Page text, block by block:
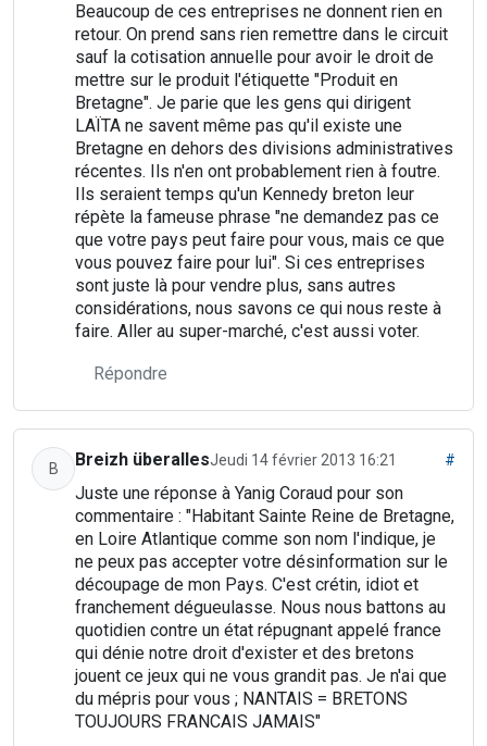
Beaucoup de ces entreprises ne donnent rien en
retour. On prend sans rien remettre dans le circuit
sauf la cotisation annuelle pour avoir le droit de
mettre sur le produit l'étiquette "Produit en
Bretagne". Je parie que les gens qui dirigent
LAÏTA ne savent même pas qu'il existe une
Bretagne en dehors des divisions administratives
récentes. Ils n'en ont probablement rien à foutre.
Ils seraient temps qu'un Kennedy breton leur
répète la fameuse phrase "ne demandez pas ce
que votre pays peut faire pour vous, mais ce que
vous pouvez faire pour lui". Si ces entreprises
sont juste là pour vendre plus, sans autres
considérations, nous savons ce qui nous reste à
faire. Aller au super-marché, c'est aussi voter.
Répondre
B Breizh überallesJeudi 14 février 2013 16:21 #
Juste une réponse à Yanig Coraud pour son
commentaire : "Habitant Sainte Reine de Bretagne,
en Loire Atlantique comme son nom l'indique, je
ne peux pas accepter votre désinformation sur le
découpage de mon Pays. C'est crétin, idiot et
franchement dégueulasse. Nous nous battons au
quotidien contre un état répugnant appelé france
qui dénie notre droit d'exister et des bretons
jouent ce jeux qui ne vous grandit pas. Je n'ai que
du mépris pour vous ; NANTAIS = BRETONS
TOUJOURS FRANCAIS JAMAIS"